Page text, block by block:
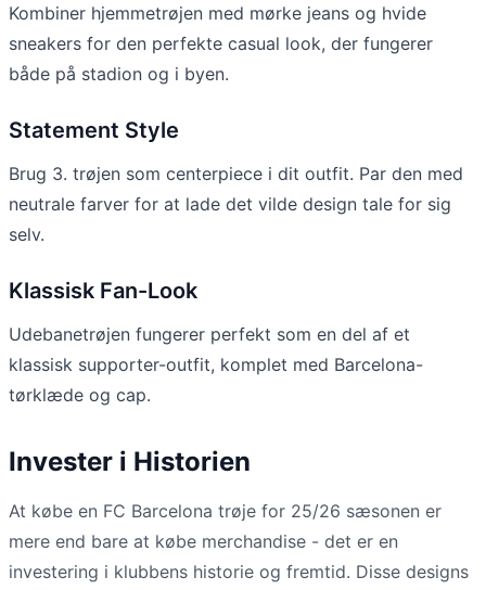
Kombiner hjemmetrøjen med mørke jeans og hvide
sneakers for den perfekte casual look, der fungerer
både på stadion og i byen.
Statement Style
Brug 3. trøjen som centerpiece i dit outfit. Par den med
neutrale farver for at lade det vilde design tale for sig
selv.
Klassisk Fan-Look
Udebanetrøjen fungerer perfekt som en del af et
klassisk supporter-outfit, komplet med Barcelona-
tørklæde og cap.
Invester i Historien
At købe en FC Barcelona trøje for 25/26 sæsonen er
mere end bare at købe merchandise - det er en
investering i klubbens historie og fremtid. Disse designs